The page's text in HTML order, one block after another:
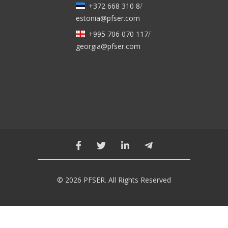
+372 668 310 8/
estonia@pfser.com
+995 706 070 117/
georgia@pfser.com
© 2026 PFSER. All Rights Reserved